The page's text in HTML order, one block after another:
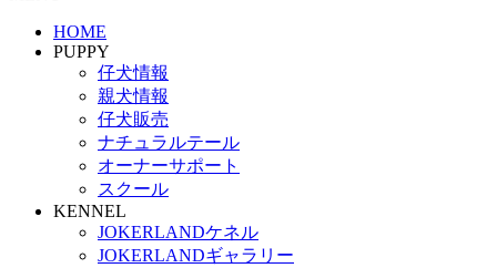
HOME
PUPPY
仔犬情報
親犬情報
仔犬販売
ナチュラルテール
オーナーサポート
スクール
KENNEL
JOKERLANDケネル
JOKERLANDギャラリー